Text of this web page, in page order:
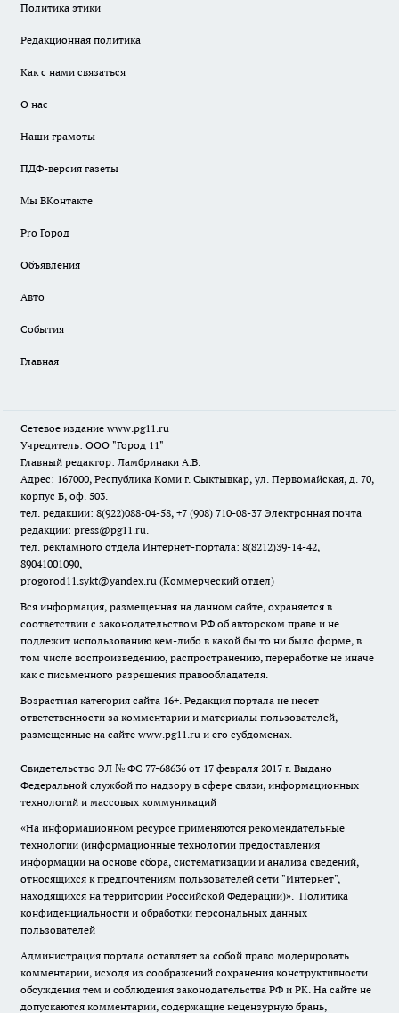
Политика этики
Редакционная политика
Как с нами связаться
О нас
Наши грамоты
ПДФ-версия газеты
Мы ВКонтакте
Pro Город
Объявления
Авто
События
Главная
Сетевое издание www.pg11.ru
Учредитель: ООО "Город 11"
Главный редактор: Ламбринаки А.В.
Адрес: 167000, Республика Коми г. Сыктывкар, ул. Первомайская, д. 70,
корпус Б, оф. 503.
тел. редакции: 8(922)088-04-58, +7 (908) 710-08-37 Электронная почта
редакции: press@pg11.ru.
тел. рекламного отдела Интернет-портала: 8(8212)39-14-42,
89041001090,
progorod11.sykt@yandex.ru (Коммерческий отдел)
Вся информация, размещенная на данном сайте, охраняется в
соответствии с законодательством РФ об авторском праве и не
подлежит использованию кем-либо в какой бы то ни было форме, в
том числе воспроизведению, распространению, переработке не иначе
как с письменного разрешения правообладателя.
Возрастная категория сайта 16+. Редакция портала не несет
ответственности за комментарии и материалы пользователей,
размещенные на сайте www.pg11.ru и его субдоменах.
Свидетельство ЭЛ № ФС 77-68636 от 17 февраля 2017 г. Выдано
Федеральной службой по надзору в сфере связи, информационных
технологий и массовых коммуникаций
«На информационном ресурсе применяются рекомендательные
технологии (информационные технологии предоставления
информации на основе сбора, систематизации и анализа сведений,
относящихся к предпочтениям пользователей сети "Интернет",
находящихся на территории Российской Федерации)». Политика
конфиденциальности и обработки персональных данных
пользователей
Администрация портала оставляет за собой право модерировать
комментарии, исходя из соображений сохранения конструктивности
обсуждения тем и соблюдения законодательства РФ и РК. На сайте не
допускаются комментарии, содержащие нецензурную брань,